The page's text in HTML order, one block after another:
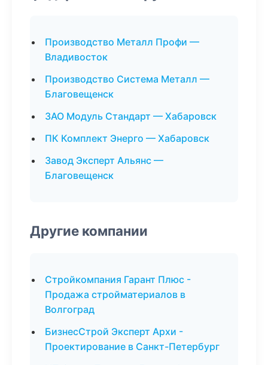
Производство Металл Профи —
Владивосток
Производство Система Металл —
Благовещенск
ЗАО Модуль Стандарт — Хабаровск
ПК Комплект Энерго — Хабаровск
Завод Эксперт Альянс —
Благовещенск
Другие компании
Стройкомпания Гарант Плюс -
Продажа стройматериалов в
Волгоград
БизнесСтрой Эксперт Архи -
Проектирование в Санкт-Петербург